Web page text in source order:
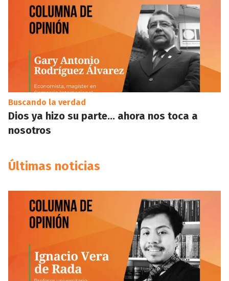
Buscando la verdad
Dios ya hizo su parte… ahora nos toca a
nosotros
Últimas noticias